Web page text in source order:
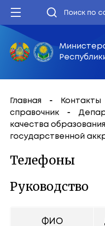
Главная Контакты
справочник
качества образования
государственной
Телефоны
Руководство
ФИО